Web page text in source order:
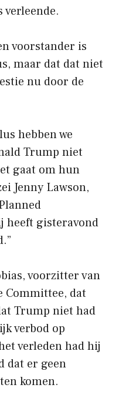
voorstander is
maar dat dat niet
nu door de
hebben we
Trump niet
gaat om hun
Jenny Lawson,
heeft gisteravond
voorzitter van
Committee, dat
Trump niet had
verbod op
verleden had hij
dat er geen
komen.